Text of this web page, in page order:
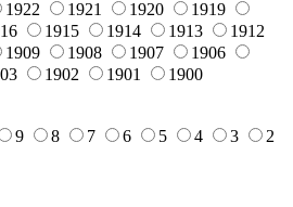
1922 1921 1920
1919
1915 1914 1913
1912
1909 1908 1907
1906
1902 1901 1900
9 8 7 6 5 4 3
2